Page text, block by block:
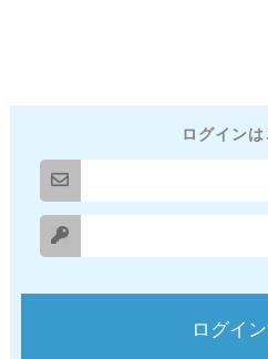
ログインは